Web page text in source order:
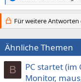
e
a
k
t
i
o
n
e
n
:
Für weitere Antworten
Ähnliche Themen
B
PC startet
Monitor,